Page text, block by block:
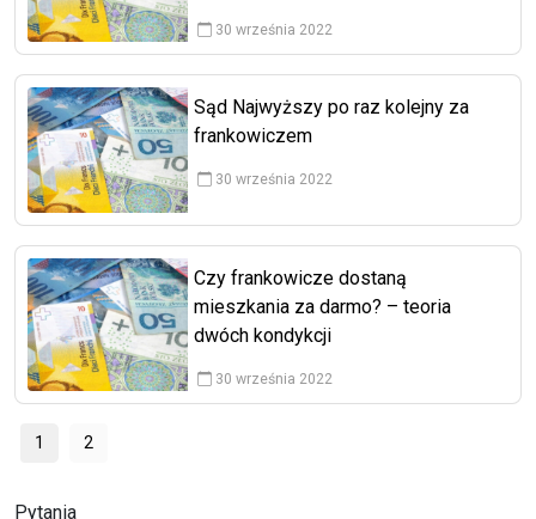
30 września 2022
Sąd Najwyższy po raz kolejny za
frankowiczem
30 września 2022
Czy frankowicze dostaną
mieszkania za darmo? – teoria
dwóch kondykcji
30 września 2022
1 2
Pytania